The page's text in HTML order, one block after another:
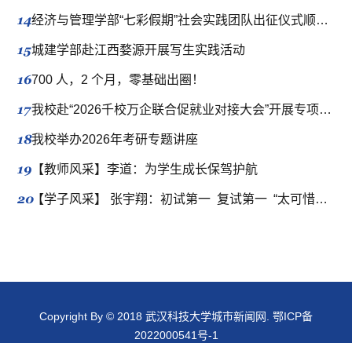
14经济与管理学部“七彩假期”社会实践团队出征仪式顺利举行
15城建学部赴江西婺源开展写生实践活动
16700 人，2 个月，零基础出圈！
17我校赴“2026千校万企联合促就业对接大会”开展专项拓岗行动
18我校举办2026年考研专题讲座
19 【教师风采】李道：为学生成长保驾护航
20【学子风采】 张宇翔：初试第一 复试第一 “太可惜了”？411分的当事人有话要说
Copyright By © 2018 武汉科技大学城市新闻网. 鄂ICP备
2022000541号-1